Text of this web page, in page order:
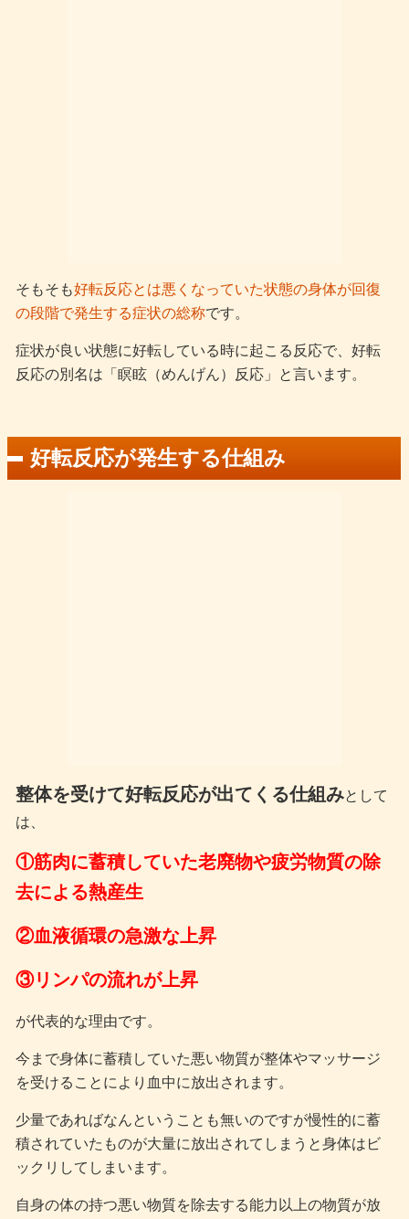
そもそも好転反応とは悪くなっていた状態の身体が回復
の段階で発生する症状の総称です。
症状が良い状態に好転している時に起こる反応で、好転
反応の別名は「瞑眩（めんげん）反応」と言います。
好転反応が発生する仕組み
整体を受けて好転反応が出てくる仕組みとして
は、
①筋肉に蓄積していた老廃物や疲労物質の除
去による熱産生
②血液循環の急激な上昇
③リンパの流れが上昇
が代表的な理由です。
今まで身体に蓄積していた悪い物質が整体やマッサージ
を受けることにより血中に放出されます。
少量であればなんということも無いのですが慢性的に蓄
積されていたものが大量に放出されてしまうと身体はビ
ックリしてしまいます。
自身の体の持つ悪い物質を除去する能力以上の物質が放